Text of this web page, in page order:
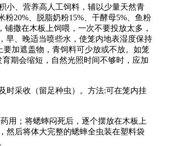
、营养高人工饲料，辅以少量天然青
20%、脱脂奶粉15%、干酵母5%、鱼粉
撒在木板上饲喂，一次不要投放太多，
早、晚适当喷些水，使笼内地表湿度保持
加遮盖物，青饲料可少放或不放。如笼
期会缩短，自然光照时间不够时，应加
采收（留足种虫）。方法:可在笼内挂
；将蟋蟀闷死后，逐个摆放在木板上
然后将体大完整的蟋蟀全虫装在塑料袋